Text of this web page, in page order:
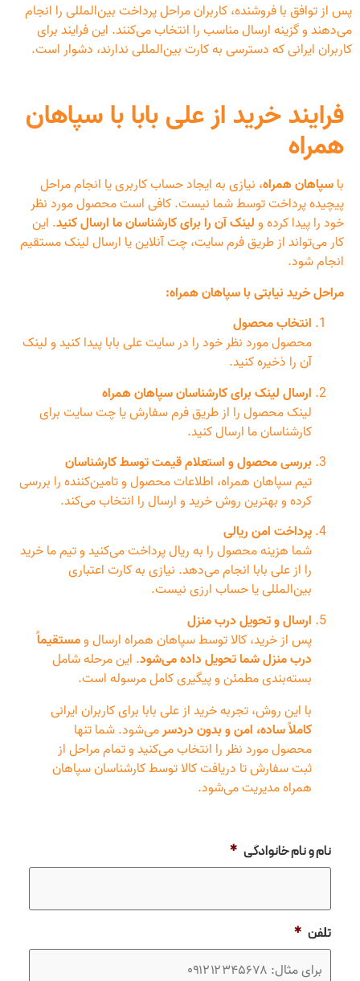
پس از توافق با فروشنده، کاربران مراحل پرداخت بین‌المللی را انجام
می‌دهند و گزینه ارسال مناسب را انتخاب می‌کنند. این فرایند برای
کاربران ایرانی که دسترسی به کارت بین‌المللی ندارند، دشوار است.
فرایند خرید از علی بابا با سپاهان
همراه
باسپاهان همراه، نیازی به ایجاد حساب کاربری یا انجام مراحل
پیچیده پرداخت توسط شما نیست. کافی است محصول مورد نظر
خود را پیدا کرده ولینک آن را برای کارشناسان ما ارسال کنید. این
کار می‌تواند از طریق فرم سایت، چت آنلاین یا ارسال لینک مستقیم
انجام شود.
مراحل خرید نیابتی با سپاهان همراه:
انتخاب محصول
محصول مورد نظر خود را در سایت علی بابا پیدا کنید و لینک
آن را ذخیره کنید.
ارسال لینک برای کارشناسان سپاهان همراه
لینک محصول را از طریق فرم سفارش یا چت سایت برای
کارشناسان ما ارسال کنید.
بررسی محصول و استعلام قیمت توسط کارشناسان
تیم سپاهان همراه، اطلاعات محصول و تامین‌کننده را بررسی
کرده و بهترین روش خرید و ارسال را انتخاب می‌کند.
پرداخت امن ریالی
شما هزینه محصول را به ریال پرداخت می‌کنید و تیم ما خرید
را از علی بابا انجام می‌دهد. نیازی به کارت اعتباری
بین‌المللی یا حساب ارزی نیست.
ارسال و تحویل درب منزل
پس از خرید، کالا توسط سپاهان همراه ارسال ومستقیماً
درب منزل شما تحویل داده می‌شود. این مرحله شامل
بسته‌بندی مطمئن و پیگیری کامل مرسوله است.
با این روش، تجربه خرید از علی بابا برای کاربران ایرانی
کاملاً ساده، امن و بدون دردسرمی‌شود. شما تنها
محصول مورد نظر را انتخاب می‌کنید و تمام مراحل از
ثبت سفارش تا دریافت کالا توسط کارشناسان سپاهان
همراه مدیریت می‌شود.
نام و نام خانوادگی *
تلفن *